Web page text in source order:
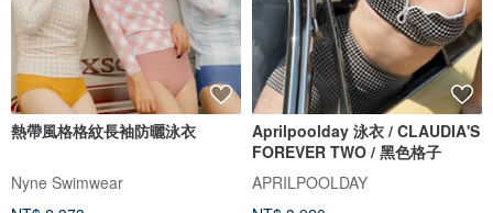
熱帶風格格紋長袖防曬泳衣
Nyne Swimwear
Aprilpoolday 泳衣 / CLAUDIA'S
FOREVER TWO / 黑色格子
APRILPOOLDAY